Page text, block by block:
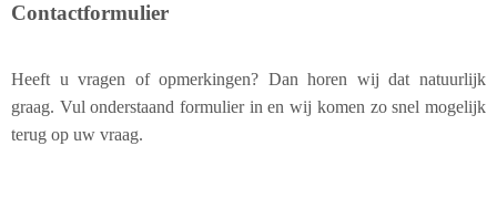
Contactformulier
Heeft u vragen of opmerkingen? Dan horen wij dat natuurlijk
graag. Vul onderstaand formulier in en wij komen zo snel mogelijk
terug op uw vraag.